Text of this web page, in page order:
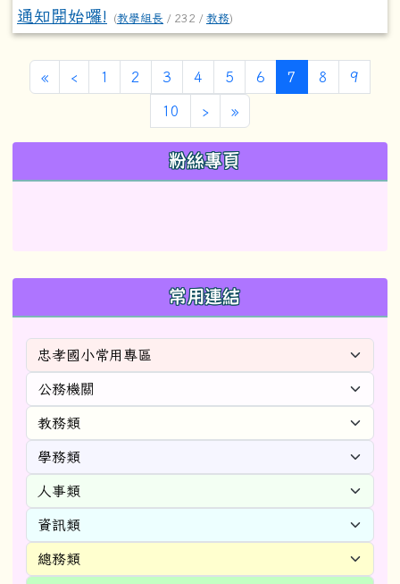
通知開始囉!
(教學組長 / 232 / 教務)
«第一頁
‹ 上一頁
1 2 3 4 5 6 7 (目前頁次)
8 9
10 ›下一頁
»最後頁
粉絲專頁
常用連結